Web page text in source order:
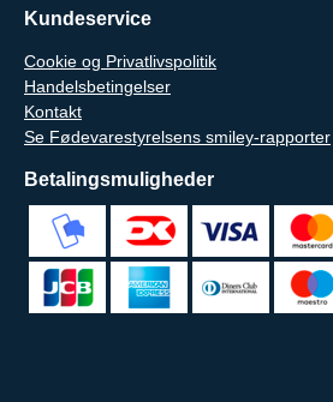
Kundeservice
Cookie og Privatlivspolitik
Handelsbetingelser
Kontakt
Se Fødevarestyrelsens smiley-rapporter
Betalingsmuligheder